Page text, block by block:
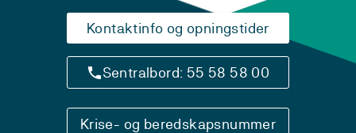
Kontaktinfo og opningstider
Sentralbord: 55 58 58 00
Krise- og beredskapsnummer